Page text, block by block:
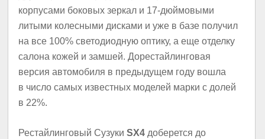
корпусами боковых зеркал и 17-дюймовыми
литыми колесными дисками и уже в базе получил
на все 100% светодиодную оптику, а еще отделку
салона кожей и замшей. Дорестайлинговая
версия автомобиля в предыдущем году вошла
в число самых известных моделей марки с долей
в 22%.
Рестайлинговый СузукиSX4 доберется до